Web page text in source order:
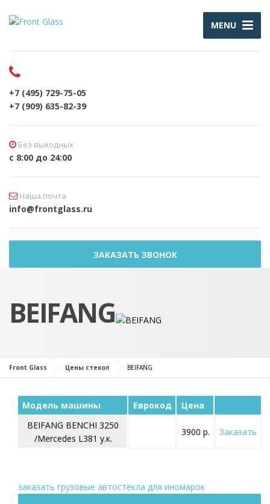
MENU
+7 (495) 729-75-05
+7 (909) 635-82-39
Без выходных
с 8:00 до 24:00
Наша почта
info@frontglass.ru
ЗАКАЗАТЬ ЗВОНОК
BEIFANG
Front Glass Цены стекол BEIFANG
Модель машины Еврокод
Цена
BEIFANG BENCHI 3250
/Mercedes L381 у.к.
3900 р. Заказать
заказать грузовые автостекла для иномарок